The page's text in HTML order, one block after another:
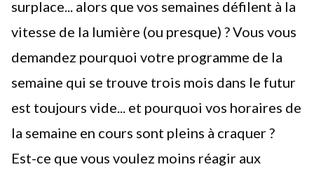
surplace... alors que vos semaines défilent à la
vitesse de la lumière (ou presque) ? Vous vous
demandez pourquoi votre programme de la
semaine qui se trouve trois mois dans le futur
est toujours vide... et pourquoi vos horaires de
la semaine en cours sont pleins à craquer ?
Est-ce que vous voulez moins réagir aux